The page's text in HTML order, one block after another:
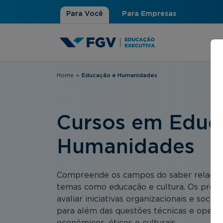
Para Você Para Empresas
Você está aqui
Home » Educação e Humanidades
Cursos em
Humanidades
Compreende os campos do saber
temas como educação e cultura. Os
avaliar iniciativas organizacionais e
para além das questões técnicas e